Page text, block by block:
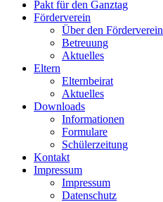
Pakt für den Ganztag
Förderverein
Über den Förderverein
Betreuung
Aktuelles
Eltern
Elternbeirat
Aktuelles
Downloads
Informationen
Formulare
Schülerzeitung
Kontakt
Impressum
Impressum
Datenschutz